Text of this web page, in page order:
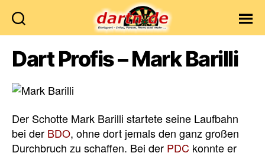
Dart Profis – Mark Barilli
Der Schotte Mark Barilli startete seine Laufbahn
bei der BDO, ohne dort jemals den ganz großen
Durchbruch zu schaffen. Bei der PDC konnte er